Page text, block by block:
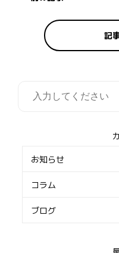
記
お知らせ
コラム
ブログ